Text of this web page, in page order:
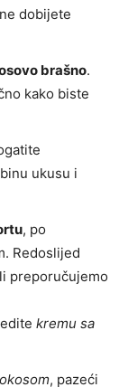
dobijete
brašno.
kako biste
ukusu i
, po
Redoslijed
preporučujemo
kremu sa
, pazeći